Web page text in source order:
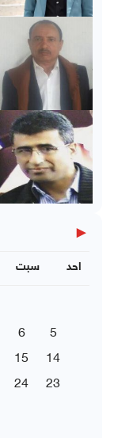
◀
سبت احد
5
6
14
15
23
24